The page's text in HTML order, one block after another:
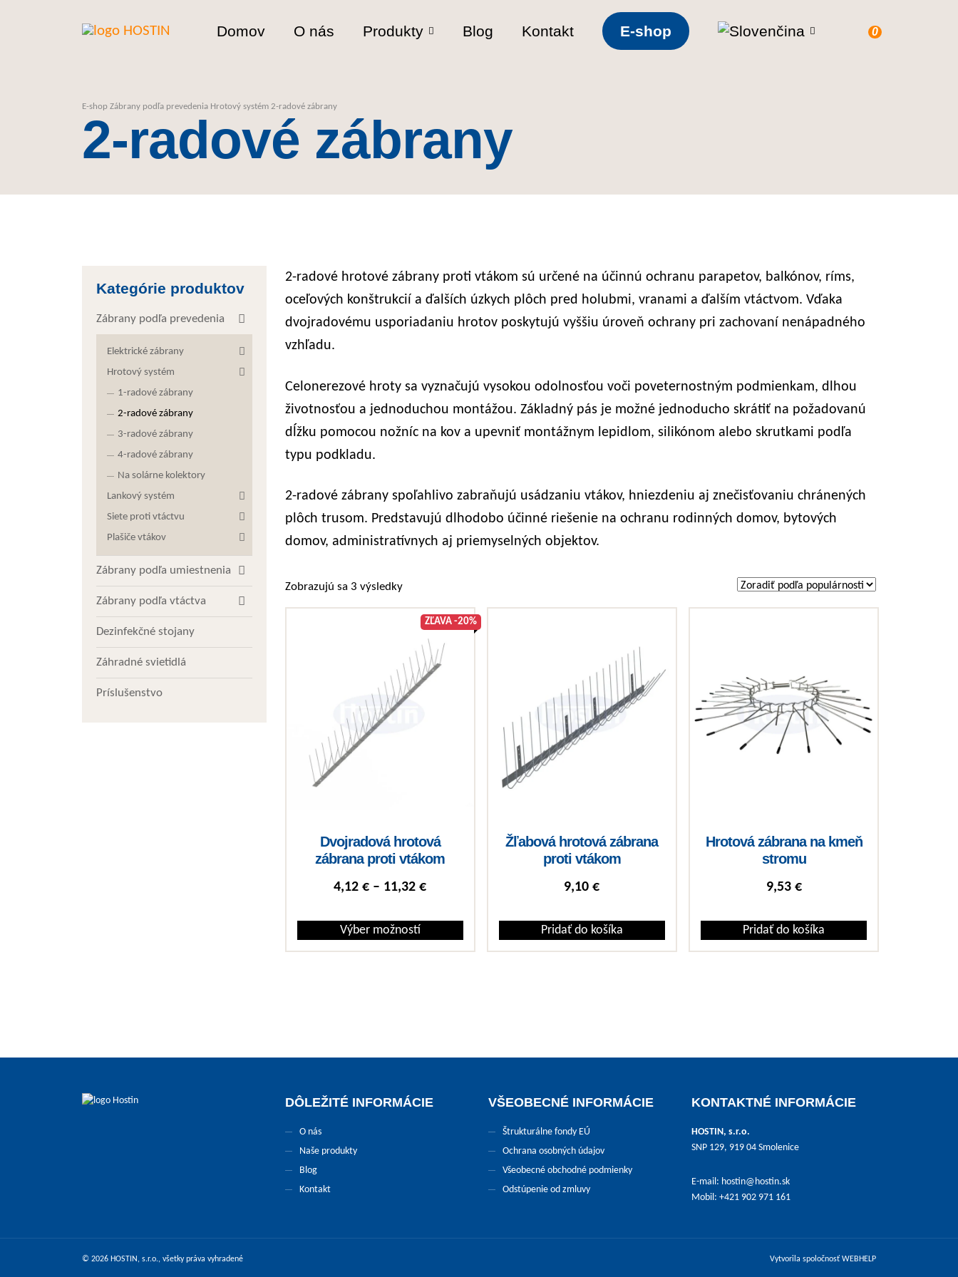
0
Domov O nás Produkty Blog Kontakt E-shop
E-shop Zábrany podľa prevedenia Hrotový systém 2-radové zábrany
2-radové zábrany
2-radové hrotové zábrany proti vtákom sú určené na účinnú ochranu parapetov, balkónov, ríms,
oceľových konštrukcií a ďalších úzkych plôch pred holubmi, vranami a ďalším vtáctvom. Vďaka
dvojradovému usporiadaniu hrotov poskytujú vyššiu úroveň ochrany pri zachovaní nenápadného
vzhľadu.
Celonerezové hroty sa vyznačujú vysokou odolnosťou voči poveternostným podmienkam, dlhou
životnosťou a jednoduchou montážou. Základný pás je možné jednoducho skrátiť na požadovanú
dĺžku pomocou nožníc na kov a upevniť montážnym lepidlom, silikónom alebo skrutkami podľa
typu podkladu.
2-radové zábrany spoľahlivo zabraňujú usádzaniu vtákov, hniezdeniu aj znečisťovaniu chránených
plôch trusom. Predstavujú dlhodobo účinné riešenie na ochranu rodinných domov, bytových
domov, administratívnych aj priemyselných objektov.
Zobrazujú sa 3 výsledkyZoradené podľa popularity
ZĽAVA -20%
Dvojradová hrotová
zábrana proti vtákom
4,12€ – 11,32€Price range: 4,12 € through 11,32 €
Výber možností
Žľabová hrotová zábrana
proti vtákom
9,10€
Pridať do košíka
Hrotová zábrana na kmeň
stromu
9,53 €
Pridať do košíka
Kategórie produktov
Zábrany podľa prevedenia
Elektrické zábrany
Hrotový systém
1-radové zábrany
2-radové zábrany
3-radové zábrany
4-radové zábrany
Na solárne kolektory
Lankový systém
Siete proti vtáctvu
Plašiče vtákov
Zábrany podľa umiestnenia
Zábrany podľa vtáctva
Dezinfekčné stojany
Záhradné svietidlá
Príslušenstvo
DÔLEŽITÉ INFORMÁCIE
O nás
Naše produkty
Blog
Kontakt
VŠEOBECNÉ INFORMÁCIE
Štrukturálne fondy EÚ
Ochrana osobných údajov
Všeobecné obchodné podmienky
Odstúpenie od zmluvy
KONTAKTNÉ INFORMÁCIE
HOSTIN, s.r.o.
SNP 129, 919 04 Smolenice
E-mail: hostin@hostin.sk
Mobil: +421 902 971 161
© 2026 HOSTIN, s.r.o., všetky práva vyhradené Vytvorila spoločnosťWEBHELP